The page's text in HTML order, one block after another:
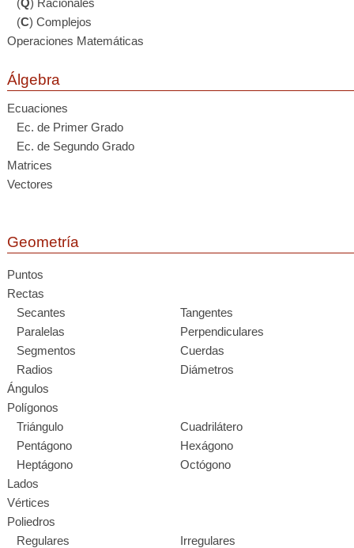
(C) Complejos
Operaciones Matemáticas
Álgebra
Ecuaciones
Ec. de Primer Grado
Ec. de Segundo Grado
Matrices
Vectores
Geometría
Puntos
Rectas
Secantes
Tangentes
Paralelas
Perpendiculares
Segmentos
Cuerdas
Radios
Diámetros
Ángulos
Polígonos
Triángulo
Cuadrilátero
Pentágono
Hexágono
Heptágono
Octógono
Lados
Vértices
Poliedros
Regulares
Irregulares